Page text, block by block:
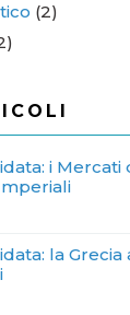
(2)
i Mercati
la Grecia